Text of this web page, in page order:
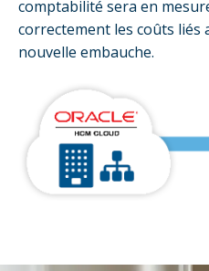
comptabilité sera en
correctement les coûts liés
nouvelle embauche.